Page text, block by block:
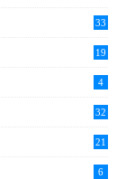
33
19
4
32
21
6